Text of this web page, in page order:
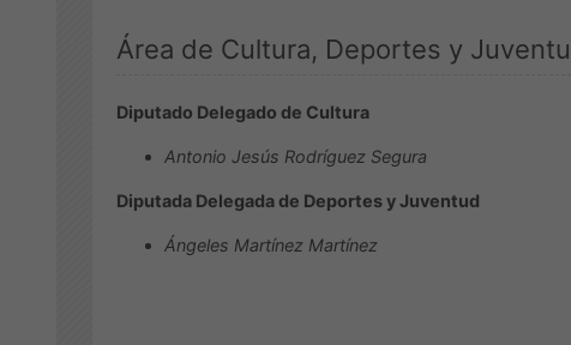
Área de Cultura, Deportes y
Diputado Delegado de Cultura
Antonio Jesús Rodríguez Segura
Diputada Delegada de Deportes y Juventud
Ángeles Martínez Martínez